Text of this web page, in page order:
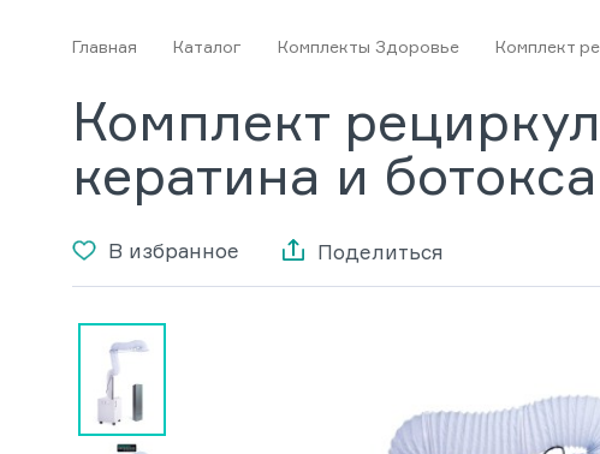
Главная Каталог Комплекты Здоровье Комплект
Комплект
кератина и
В избранное Поделиться